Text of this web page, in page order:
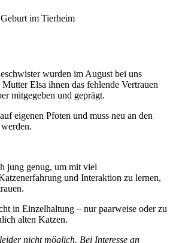
Geburt im Tierheim
wurden im August bei uns
Elsa ihnen das fehlende Vertrauen
mitgegeben und geprägt.
eigenen Pfoten und muss neu an den
jung genug, um mit viel
und Interaktion zu lernen,
in Einzelhaltung – nur paarweise oder zu
alten Katzen.
nicht möglich. Bei Interesse an